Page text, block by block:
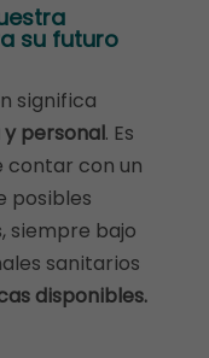
su futuro
significa
personal. Es
contar con un
posibles
siempre bajo
sanitarios
disponibles.